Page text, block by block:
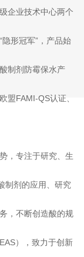
企业技术中心两个
形冠军”，产品始
制剂防霉保水产
盟FAMI-QS认证、
，专注于研究、生
制剂的应用、研究
，不断创造酸的规
），致力于创新